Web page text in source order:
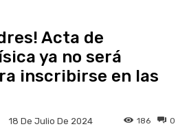
Acta de
ya no será
inscribirse en las
18 De Julio De 2024 0
186